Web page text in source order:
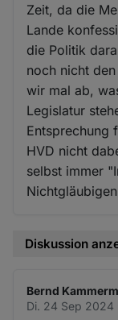
Zeit, da die
Lande
die Politik
noch nicht
wir mal ab,
Legislatur
Entsprechung
HVD nicht
selbst immer
Diskussion
Bernd
Di. 24 Sep 2024